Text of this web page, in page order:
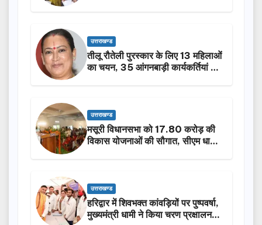
उत्तराखण्ड
तीलू रौतेली पुरस्कार के लिए 13 महिलाओं
का चयन, 35 आंगनबाड़ी कार्यकर्तियां भी
उत्तराखण्ड
मसूरी विधानसभा को 17.80 करोड़ की
विकास योजनाओं की सौगात, सीएम धामी
उत्तराखण्ड
हरिद्वार में शिवभक्त कांवड़ियों पर पुष्पवर्षा,
मुख्यमंत्री धामी ने किया चरण प्रक्षालन…